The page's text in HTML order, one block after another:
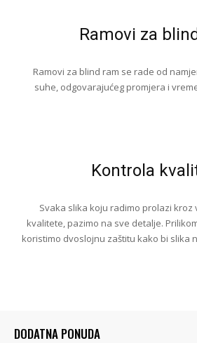
Ramovi za
Ramovi za blind ram se rade od
suhe, odgovarajućeg promjera i
Kontrola
Svaka slika koju radimo prolazi kroz
kvalitete, pazimo na sve detalje.
koristimo dvoslojnu zaštitu kako bi slika
DODATNA PONUDA